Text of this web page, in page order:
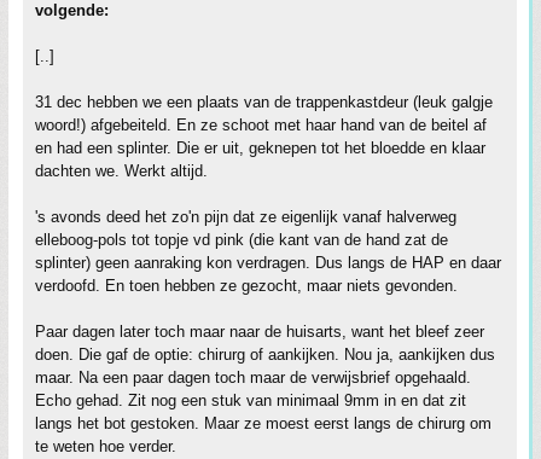
volgende:
[..]
31 dec hebben we een plaats van de trappenkastdeur (leuk galgje
woord!) afgebeiteld. En ze schoot met haar hand van de beitel af
en had een splinter. Die er uit, geknepen tot het bloedde en klaar
dachten we. Werkt altijd.
's avonds deed het zo'n pijn dat ze eigenlijk vanaf halverweg
elleboog-pols tot topje vd pink (die kant van de hand zat de
splinter) geen aanraking kon verdragen. Dus langs de HAP en daar
verdoofd. En toen hebben ze gezocht, maar niets gevonden.
Paar dagen later toch maar naar de huisarts, want het bleef zeer
doen. Die gaf de optie: chirurg of aankijken. Nou ja, aankijken dus
maar. Na een paar dagen toch maar de verwijsbrief opgehaald.
Echo gehad. Zit nog een stuk van minimaal 9mm in en dat zit
langs het bot gestoken. Maar ze moest eerst langs de chirurg om
te weten hoe verder.